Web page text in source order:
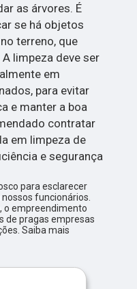
as árvores. É
se há objetos
terreno, que
limpeza deve ser
em
para evitar
e manter a boa
contratar
em limpeza de
e segurança
para esclarecer
funcionários.
o empreendimento
de pragas empresas
Saiba mais